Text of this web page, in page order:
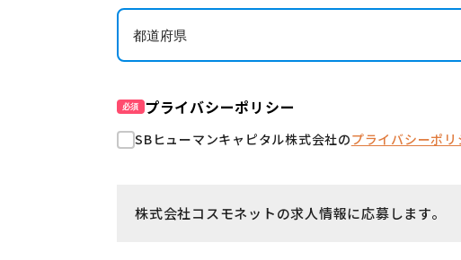
必須 プライバシーポリシー
SBヒューマンキャピタル株式会社のプライバシーポリ
株式会社コスモネットの求人情報に応募します。